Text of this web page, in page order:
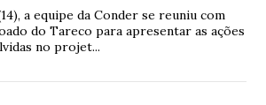
a equipe da Conder se reuniu com
do Tareco para apresentar as ações
no projet...